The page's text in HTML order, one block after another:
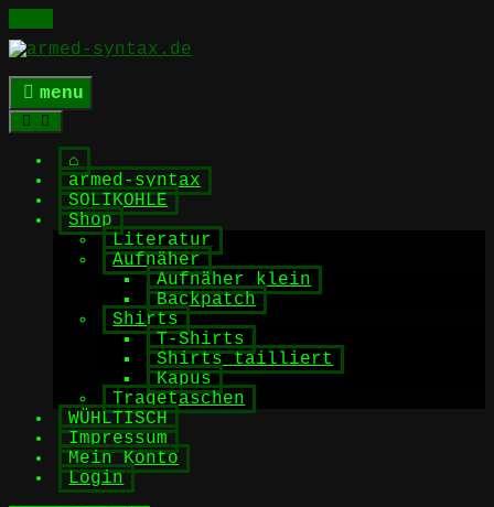
Skip
to
content
menu
⌂
armed-syntax
SOLIKOHLE
Shop
Literatur
Aufnäher
Aufnäher klein
Backpatch
Shirts
T-Shirts
Shirts tailliert
Kapus
Tragetaschen
WÜHLTISCH
Impressum
Mein Konto
Login